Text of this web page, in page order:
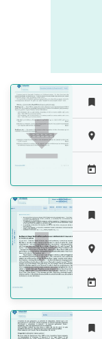








